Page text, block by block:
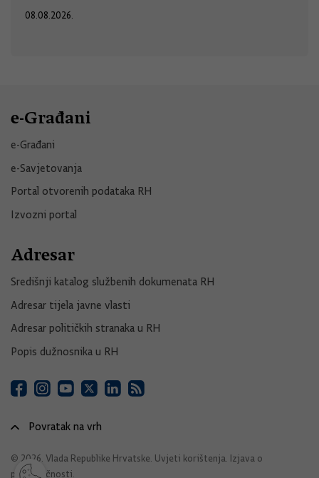
08.08.2026.
e-Građani
e-Građani
e-Savjetovanja
Portal otvorenih podataka RH
Izvozni portal
Adresar
Središnji katalog službenih dokumenata RH
Adresar tijela javne vlasti
Adresar političkih stranaka u RH
Popis dužnosnika u RH
Povratak na vrh
© 2026. Vlada Republike Hrvatske. Uvjeti korištenja Izjava o
pristupačnosti